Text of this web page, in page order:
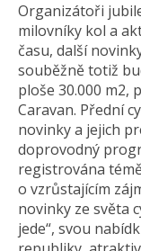
Organizátoři
milovníky kol a
času, další
souběžně totiž
ploše 30.000 m2,
Caravan. Přední
novinky a jejich
doprovodný
registrována
o vzrůstajícím
novinky ze světa
jede“, svou